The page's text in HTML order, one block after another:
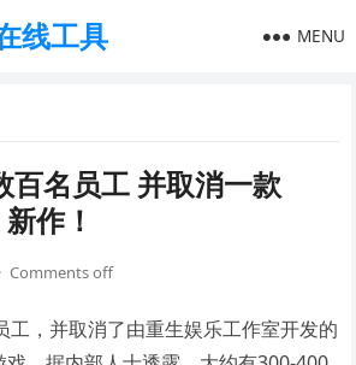
线工具 MENU
百名员工 并取消一款
作！
· Comments off
工，并取消了由重生娱乐工作室开发的